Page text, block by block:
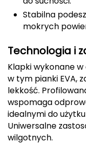
Columbia
DUNLOP
Darn Tough
Deuter
Stabilna
mokrych
Technologia i
Klapki wykonane
w tym pianki EVA,
lekkość.
wspomaga
idealnymi do
Uniwersalne
wilgotnych.